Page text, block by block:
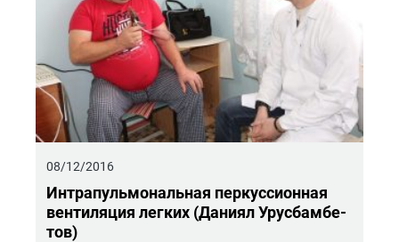
08/12/2016
Ин­тра­пуль­мо­наль­ная пер­кус­си­он­ная
вен­ти­ля­ция лег­ких (Да­ни­ял Уру­с­бам­бе­
тов)